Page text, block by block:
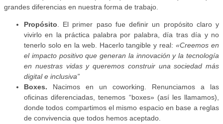
grandes diferencias en nuestra forma de trabajo.
Propósito. El primer paso fue definir un propósito claro y
vivirlo en la práctica palabra por palabra, día tras día y no
tenerlo solo en la web. Hacerlo tangible y real:«Creemos en
el impacto positivo que generan la innovación y la tecnología
en nuestras vidas y queremos construir una sociedad más
digital e inclusiva”
Boxes. Nacimos en un coworking. Renunciamos a las
oficinas diferenciadas, tenemos “boxes» (así les llamamos),
donde todos compartimos el mismo espacio en base a reglas
de convivencia que todos hemos aceptado.